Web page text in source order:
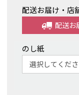
配送お届け・店
配送お
のし紙